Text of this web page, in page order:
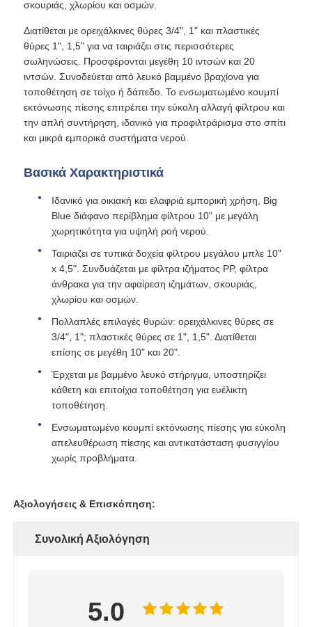
Δοχείο πίεσης FRP
Δεξαμενή άλμης μαλακτικού νερού
Ρητίνη ανταλλαγής
Βαλβίδα ελέγχου φίλτρου
Ηλεκτρομαγνητική βαλβίδα
μανόμετρο
Μετρητής ροής
Στήριγμα RO
σκουριάς, χλωρίου και οσμών.
Διατίθεται με ορειχάλκινες θύρες 3/4", 1" και πλαστικές
θύρες 1", 1,5" για να ταιριάζει στις περισσότερες
σωληνώσεις. Προσφέρονται μεγέθη 10 ιντσών και 20
ιντσών. Συνοδεύεται από λευκό βαμμένο βραχίονα για
τοποθέτηση σε τοίχο ή δάπεδο. Το ενσωματωμένο κουμπί
εκτόνωσης πίεσης επιτρέπει την εύκολη αλλαγή φίλτρου και
την απλή συντήρηση, ιδανικό για προφιλτράρισμα στο σπίτι
και μικρά εμπορικά συστήματα νερού.
Βασικά Χαρακτηριστικά
Ιδανικό για οικιακή και ελαφριά εμπορική χρήση, Big
Blue διάφανο περίβλημα φίλτρου 10" με μεγάλη
χωρητικότητα για υψηλή ροή νερού.
Ταιριάζει σε τυπικά δοχεία φίλτρου μεγάλου μπλε 10"
x 4,5". Συνδυάζεται με φίλτρα ιζήματος PP, φίλτρα
άνθρακα για την αφαίρεση ιζημάτων, σκουριάς,
χλωρίου και οσμών.
Πολλαπλές επιλογές θυρών: ορειχάλκινες θύρες σε
3/4", 1"; πλαστικές θύρες σε 1", 1,5". Διατίθεται
επίσης σε μεγέθη 10" και 20".
Έρχεται με βαμμένο λευκό στήριγμα, υποστηρίζει
κάθετη και επιτοίχια τοποθέτηση για ευέλικτη
τοποθέτηση.
Ενσωματωμένο κουμπί εκτόνωσης πίεσης για εύκολη
απελευθέρωση πίεσης και αντικατάσταση φυσιγγίου
χωρίς προβλήματα.
Αξιολογήσεις & Επισκόπηση:
Συνολική Αξιολόγηση
5.0